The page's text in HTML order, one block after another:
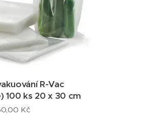
R-Vac
100 ks 20 x 30 cm
Kč